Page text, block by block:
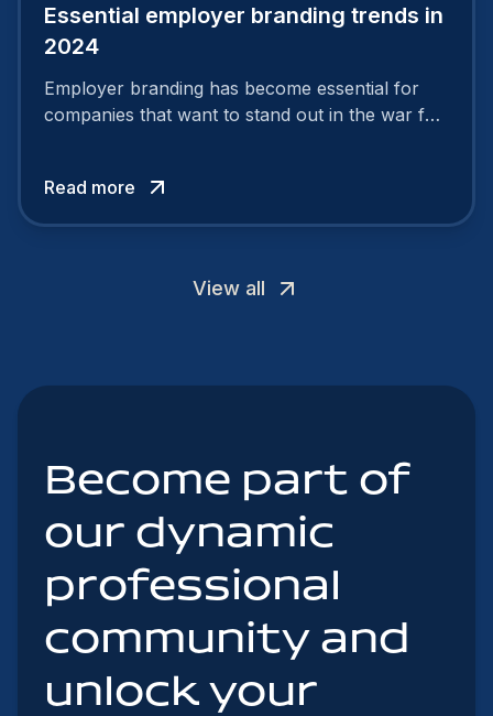
Essential employer branding trends in
2024
Employer branding has become essential for
companies that want to stand out in the war for
attract the best profiles.
Read more
View all
Become part of
our dynamic
professional
community and
unlock your